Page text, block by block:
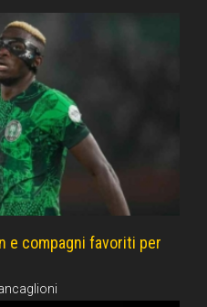
e compagni favoriti per